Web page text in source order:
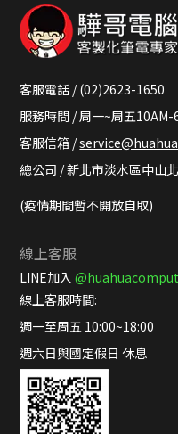
客服電話 / (02)2623-1650
服務時間 / 周一~周五10AM-
客服信箱 /
總公司 /新北市淡水區中山
(疫情期間暫不開放自取)
線上客服
LINE加入
線上客服時間:
週一至周五 10:00~18:00
週六日與國定假日 休息